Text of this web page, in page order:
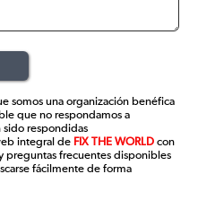
somos una organización benéfica
que no respondamos a
sido respondidas
integral de FIX THE WORLD con
preguntas frecuentes disponibles
fácilmente de forma